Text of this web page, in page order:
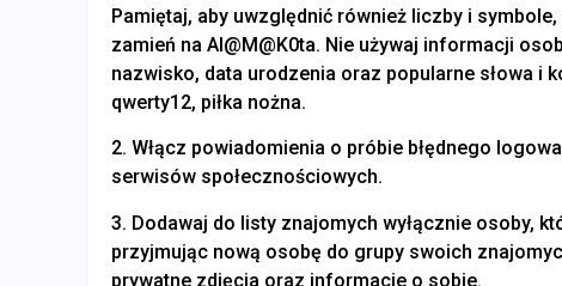
Pamiętaj, aby uwzględnić również liczby i
zamień na Al@M@K0ta. Nie używaj informacji
nazwisko, data urodzenia oraz popularne słowa i
qwerty12, piłka nożna.
2. Włącz powiadomienia o próbie błędnego
serwisów społecznościowych.
3. Dodawaj do listy znajomych wyłącznie osoby,
przyjmując nową osobę do grupy swoich
prywatne zdjęcia oraz informacje o sobie.